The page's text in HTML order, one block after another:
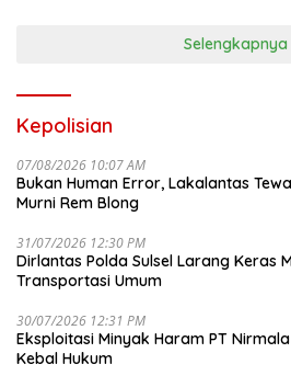
Selengkapnya
Kepolisian
07/08/2026 10:07 AM
Bukan Human Error, Lakalantas
Murni Rem Blong
31/07/2026 12:30 PM
Dirlantas Polda Sulsel Larang Keras
Transportasi Umum
30/07/2026 12:31 PM
Eksploitasi Minyak Haram PT
Kebal Hukum